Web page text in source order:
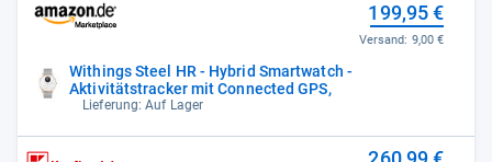
Withings Steel HR - Hybrid Smartwatch -
Aktivitätstracker mit Connected GPS,
Lieferung: Auf Lager
199,95 €
Versand: 9,00 €